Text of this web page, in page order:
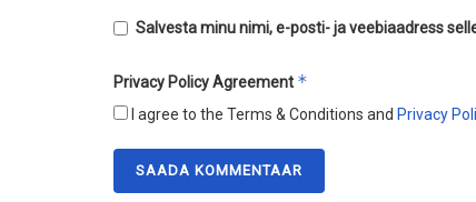
Salvesta minu nimi, e-posti- ja veebiaadress
Privacy Policy Agreement *
I agree to the Terms & Conditions and Privacy